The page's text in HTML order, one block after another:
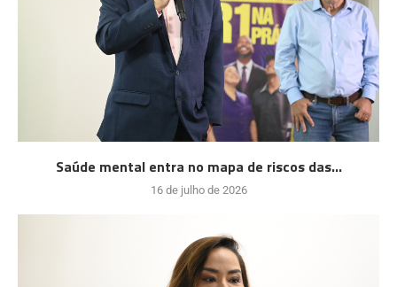
Saúde mental entra no mapa de riscos das...
16 de julho de 2026